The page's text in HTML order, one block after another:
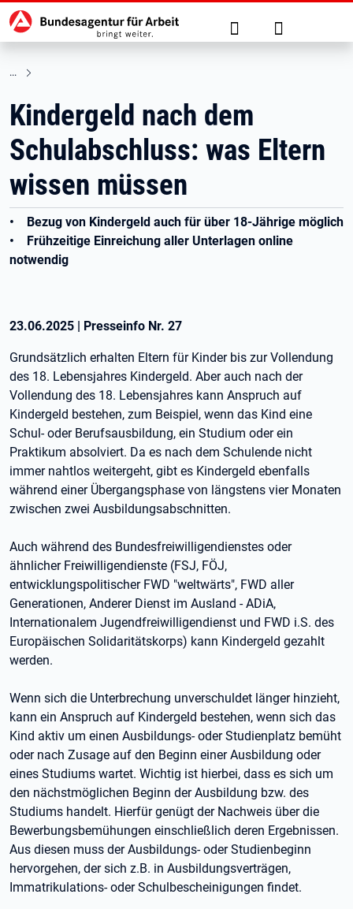
zu den Hauptinhalten springen
Hauptnavigation Suche Anmelden
Kindergeld nach dem
Schulabschluss: was Eltern
wissen müssen
• Bezug von Kindergeld auch für über 18-Jährige möglich
• Frühzeitige Einreichung aller Unterlagen online
notwendig
23.06.2025 | Presseinfo Nr. 27
Grundsätzlich erhalten Eltern für Kinder bis zur Vollendung
des 18. Lebensjahres Kindergeld. Aber auch nach der
Vollendung des 18. Lebensjahres kann Anspruch auf
Kindergeld bestehen, zum Beispiel, wenn das Kind eine
Schul- oder Berufsausbildung, ein Studium oder ein
Praktikum absolviert. Da es nach dem Schulende nicht
immer nahtlos weitergeht, gibt es Kindergeld ebenfalls
während einer Übergangsphase von längstens vier Monaten
zwischen zwei Ausbildungsabschnitten.
Auch während des Bundesfreiwilligendienstes oder
ähnlicher Freiwilligendienste (FSJ, FÖJ,
entwicklungspolitischer FWD "weltwärts", FWD aller
Generationen, Anderer Dienst im Ausland - ADiA,
Internationalem Jugendfreiwilligendienst und FWD i.S. des
Europäischen Solidaritätskorps) kann Kindergeld gezahlt
werden.
Wenn sich die Unterbrechung unverschuldet länger hinzieht,
kann ein Anspruch auf Kindergeld bestehen, wenn sich das
Kind aktiv um einen Ausbildungs- oder Studienplatz bemüht
oder nach Zusage auf den Beginn einer Ausbildung oder
eines Studiums wartet. Wichtig ist hierbei, dass es sich um
den nächstmöglichen Beginn der Ausbildung bzw. des
Studiums handelt. Hierfür genügt der Nachweis über die
Bewerbungsbemühungen einschließlich deren Ergebnissen.
Aus diesen muss der Ausbildungs- oder Studienbeginn
hervorgehen, der sich z.B. in Ausbildungsverträgen,
Immatrikulations- oder Schulbescheinigungen findet.